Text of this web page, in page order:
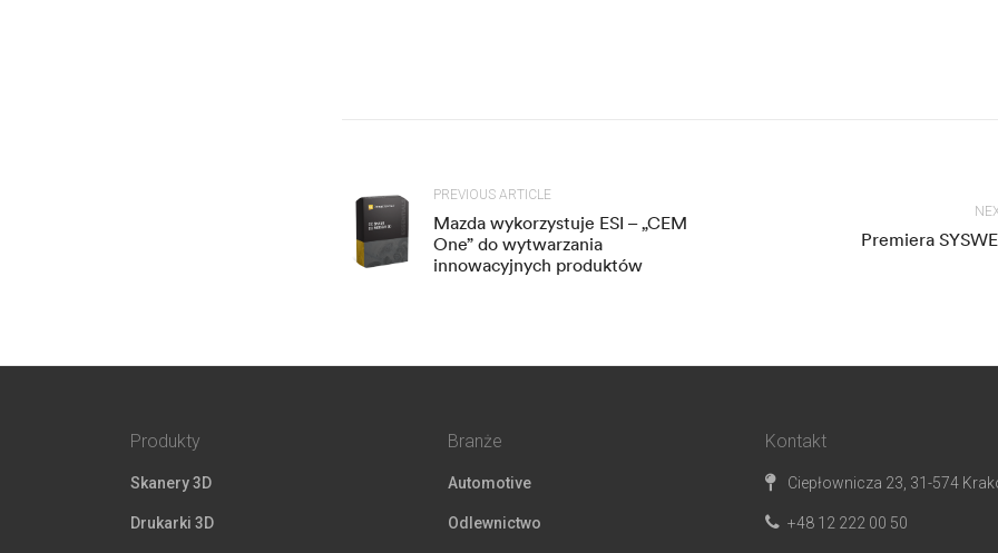
PREVIOUS ARTICLE
Mazda wykorzystuje ESI – „CEM
One” do wytwarzania
innowacyjnych produktów
Premiera
Produkty
Skanery 3D
Drukarki 3D
Branże
Automotive
Odlewnictwo
Kontakt
Ciepłownicza 23, 31-574
+48 12 222 00 50